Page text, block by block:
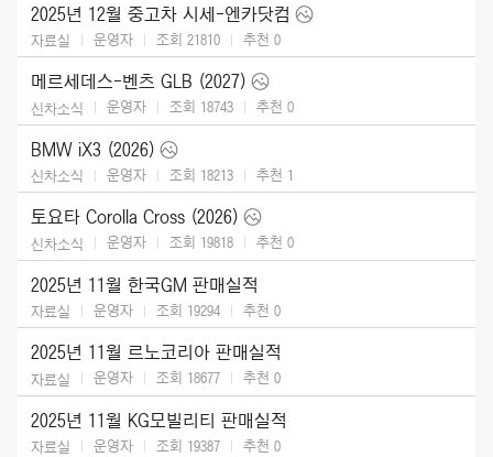
2025년 12월 중고차 시세-엔카닷컴
자료실 운영자 조회 21810 추천 0
메르세데스-벤츠 GLB (2027)
신차소식 운영자 조회 18743 추천 0
BMW iX3 (2026)
신차소식 운영자 조회 18213 추천 1
토요타 Corolla Cross (2026)
신차소식 운영자 조회 19818 추천 0
2025년 11월 한국GM 판매실적
자료실 운영자 조회 19294 추천 0
2025년 11월 르노코리아 판매실적
자료실 운영자 조회 18677 추천 0
2025년 11월 KG모빌리티 판매실적
자료실 운영자 조회 19387 추천 0